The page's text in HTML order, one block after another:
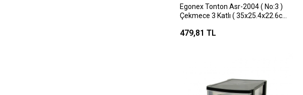
Egonex Tonton Asr-2004 ( No:3 )
Çekmece 3 Katlı ( 35x25.4x22.6cm
479,81 TL